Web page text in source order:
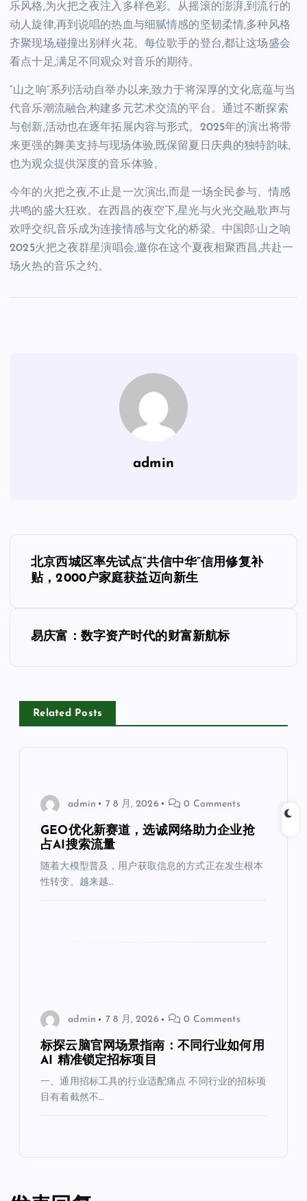
乐风格,为火把之夜注入多样色彩。从摇滚的澎湃,到流行的
动人旋律,再到说唱的热血与细腻情感的坚韧柔情,多种风格
齐聚现场,碰撞出别样火花。每位歌手的登台,都让这场盛会
看点十足,满足不同观众对音乐的期待。
“山之响”系列活动自举办以来,致力于将深厚的文化底蕴与当
代音乐潮流融合,构建多元艺术交流的平台。通过不断探索
与创新,活动也在逐年拓展内容与形式。2025年的演出将带
来更强的舞美支持与现场体验,既保留夏日庆典的独特韵味,
也为观众提供深度的音乐体验。
今年的火把之夜,不止是一次演出,而是一场全民参与、情感
共鸣的盛大狂欢。在西昌的夜空下,星光与火光交融,歌声与
欢呼交织,音乐成为连接情感与文化的桥梁。中国郎·山之响
2025火把之夜群星演唱会,邀你在这个夏夜相聚西昌,共赴一
场火热的音乐之约。
admin
文
章
航
北京西城区率先试点“共信中华”信用修复补
贴，2000户家庭获益迈向新生
易庆富：数字资产时代的财富新航标
Related Posts
admin 7 8 月, 2026 0 Comments
GEO优化新赛道，选诚网络助力企业抢
占AI搜索流量
随着大模型普及，用户获取信息的方式正在发生根本
性转变。越来越…
admin 7 8 月, 2026 0 Comments
标探云脑官网场景指南：不同行业如何用
AI 精准锁定招标项目
一、通用招标工具的行业适配痛点 不同行业的招标项
目有着截然不…